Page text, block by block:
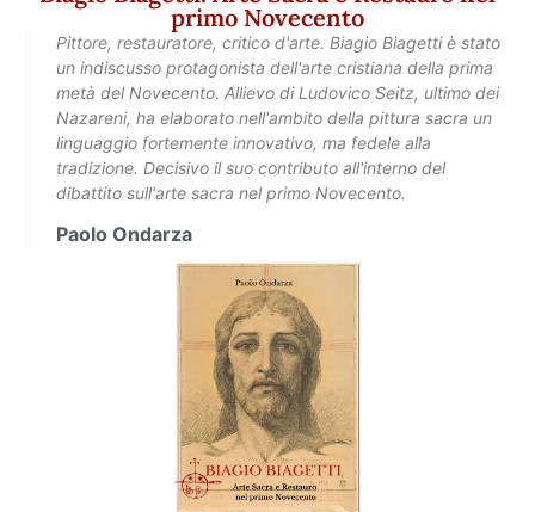
primo Novecento
Pittore, restauratore, critico d'arte. Biagio Biagetti è stato
un indiscusso protagonista dell'arte cristiana della prima
metà del Novecento. Allievo di Ludovico Seitz, ultimo dei
Nazareni, ha elaborato nell'ambito della pittura sacra un
linguaggio fortemente innovativo, ma fedele alla
tradizione. Decisivo il suo contributo all'interno del
dibattito sull'arte sacra nel primo Novecento.
Paolo Ondarza